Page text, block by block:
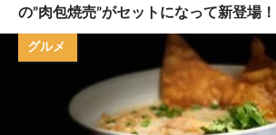
の”肉包焼売”がセットになって新登場！
グルメ